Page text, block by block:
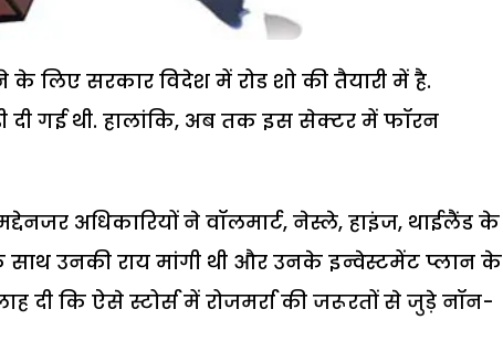
सरकार विदेश में रोड शो की तैयारी में है.
दी गई थी. हालांकि, अब तक इस सेक्टर में फॉरन
अधिकारियों ने वॉलमार्ट, नेस्ले, हाइंज, थाईलैंड के
उनकी राय मांगी थी और उनके इन्वेस्टमेंट प्लान के
दी कि ऐसे स्टोर्स में रोजमर्रा की जरूरतों से जुड़े नॉन-